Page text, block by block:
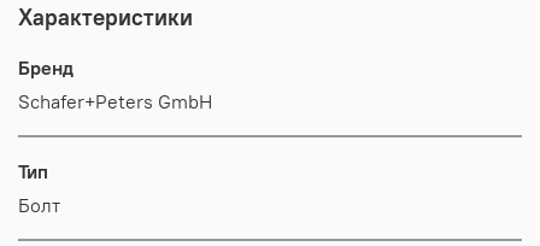
Характеристики
Бренд
Schafer+Peters GmbH
Тип
Болт